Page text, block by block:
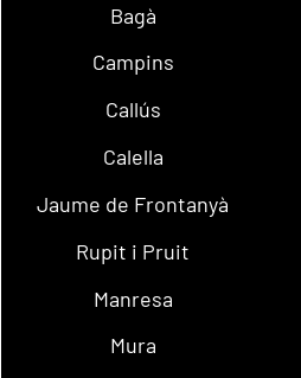
Bagà
Campins
Callús
Calella
Jaume de Frontanyà
Rupit i Pruit
Manresa
Mura